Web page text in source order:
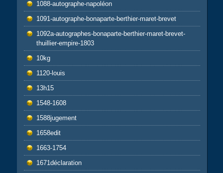
1088-autographe-napoléon
1091-autographe-bonaparte-berthier-maret-brevet
1092a-autographes-bonaparte-berthier-maret-brevet-
thuillier-empire-1803
10kg
1120-louis
13h15
1548-1608
1588jugement
1658edit
1663-1754
1671déclaration